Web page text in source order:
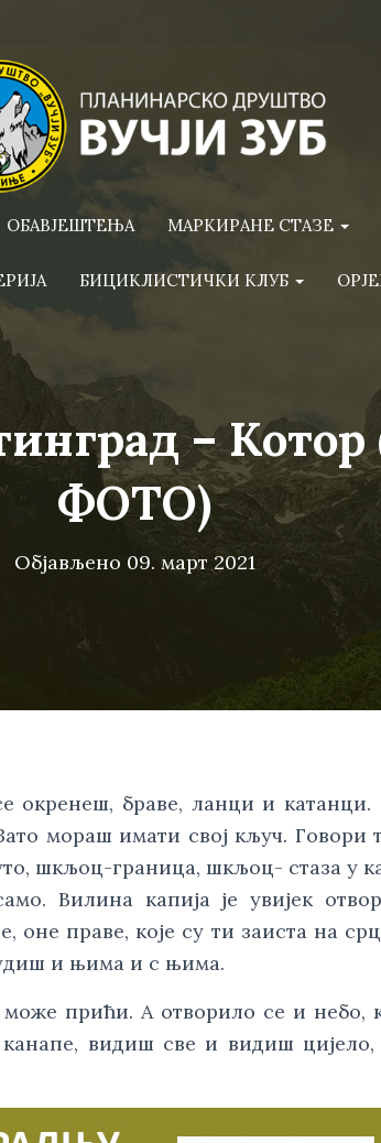
ОБАВЈЕШТЕЊА МАРКИРАНЕ СТАЗЕ
БИЦИКЛИСТИЧКИ КЛУБ
–
ФОТО)
Објављено 09. март 2021
окренеш, браве, ланци и катанци.
мораш имати свој кључ. Говори
шкљоц-граница, шкљоц- стаза у
Вилина капија је увијек
оне праве, које су ти заиста на
и њима и с њима.
прићи. А отворило се и небо,
видиш све и видиш цијело,